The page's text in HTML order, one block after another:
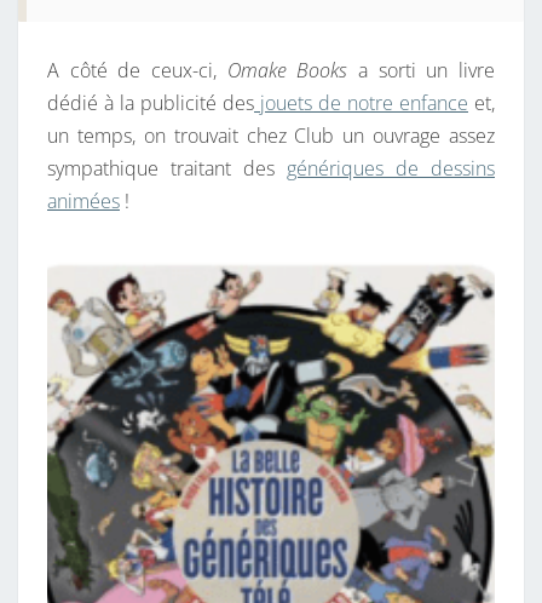
A côté de ceux-ci, Omake Books a sorti un livre
dédié à la publicité des jouets de notre enfance et,
un temps, on trouvait chez Club un ouvrage assez
sympathique traitant des génériques de dessins
animées !